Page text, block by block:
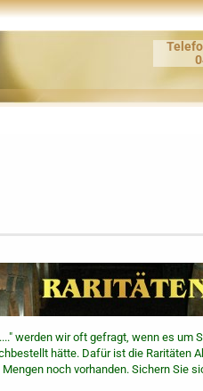
werden wir oft gefragt, wenn es
hätte. Dafür ist die Raritäten
Mengen noch vorhanden. Sichern Sie